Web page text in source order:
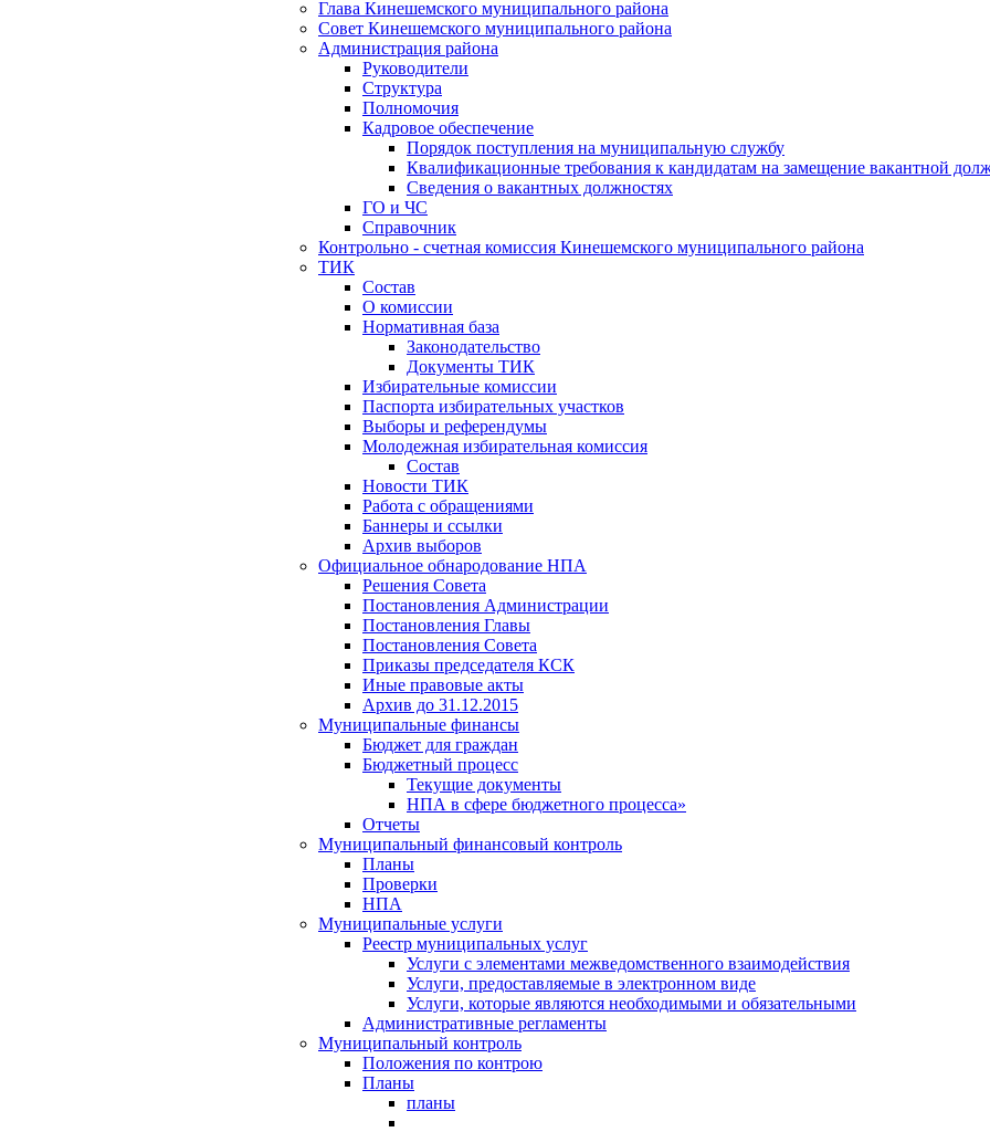
Глава Кинешемского муниципального района
Совет Кинешемского муниципального района
Администрация района
Руководители
Структура
Полномочия
Кадровое обеспечение
Порядок поступления на муниципальную службу
Квалификационные требования к кандидатам на замещение вакантной
Сведения о вакантных должностях
ГО и ЧС
Справочник
Контрольно - счетная комиссия Кинешемского муниципального района
ТИК
Состав
О комиссии
Нормативная база
Законодательство
Документы ТИК
Избирательные комиссии
Паспорта избирательных участков
Выборы и референдумы
Молодежная избирательная комиссия
Состав
Новости ТИК
Работа с обращениями
Баннеры и ссылки
Архив выборов
Официальное обнародование НПА
Решения Совета
Постановления Администрации
Постановления Главы
Постановления Совета
Приказы председателя КСК
Иные правовые акты
Архив до 31.12.2015
Муниципальные финансы
Бюджет для граждан
Бюджетный процесс
Текущие документы
НПА в сфере бюджетного процесса»
Отчеты
Муниципальный финансовый контроль
Планы
Проверки
НПА
Муниципальные услуги
Реестр муниципальных услуг
Услуги с элементами межведомственного взаимодействия
Услуги, предоставляемые в электронном виде
Услуги, которые являются необходимыми и обязательными
Административные регламенты
Муниципальный контроль
Положения по контрою
Планы
планы